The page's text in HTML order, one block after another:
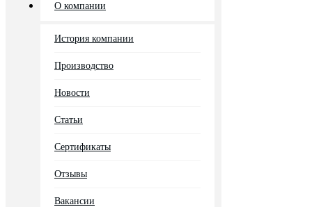
О компании
История компании
Производство
Новости
Статьи
Сертификаты
Отзывы
Вакансии